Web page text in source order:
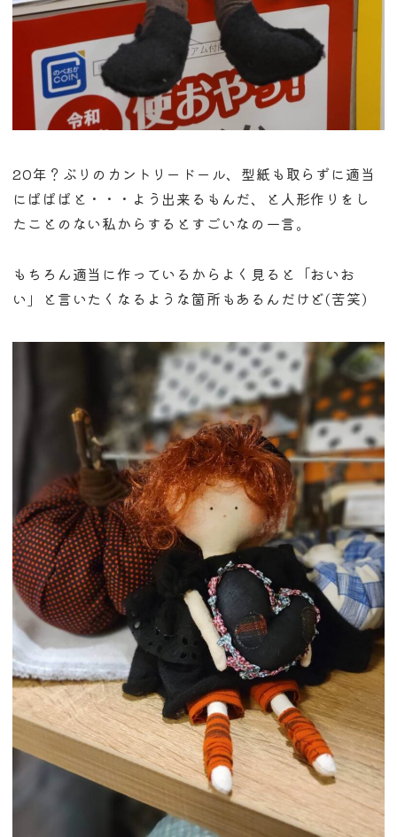
20年？ぶりのカントリードール、型紙も取らずに適当
にぱぱぱと・・・よう出来るもんだ、と人形作りをし
たことのない私からするとすごいなの一言。
もちろん適当に作っているからよく見ると「おいお
い」と言いたくなるような箇所もあるんだけど(苦笑)